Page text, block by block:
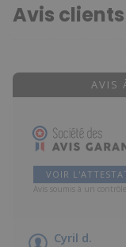
Avis clients
AVIS
VOIR
Avis soumis à un contrôle
Cyril d.